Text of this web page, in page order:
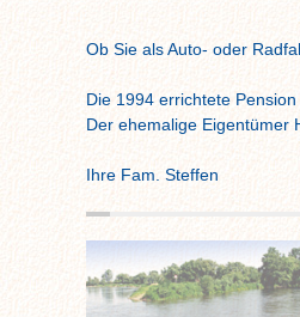
Ob Sie als Auto- oder
Die 1994 errichtete
Der ehemalige Eigentümer
Ihre Fam. Steffen